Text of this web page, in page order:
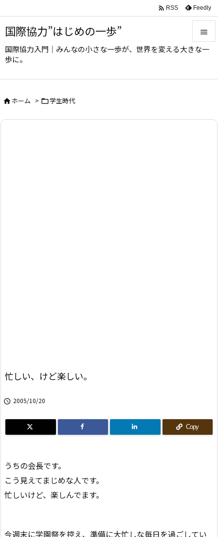
国際協力”はじめの一歩”
国際協力入門｜みんなの小さな一歩が、世界を変える大きな一
歩に。



 RSS Feedly
ホーム > 学生時代
忙しい、けど楽しい。
 2005/10/20
Copy
うちの会長です。
こう見えてまじめな人です。
忙しいけど、楽しんでます。
今週末に学園祭を控え、準備に大忙しな毎日を過ごしてい